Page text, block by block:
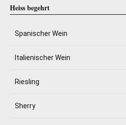
Heiss begehrt
Spanischer Wein
Italienischer Wein
Riesling
Sherry